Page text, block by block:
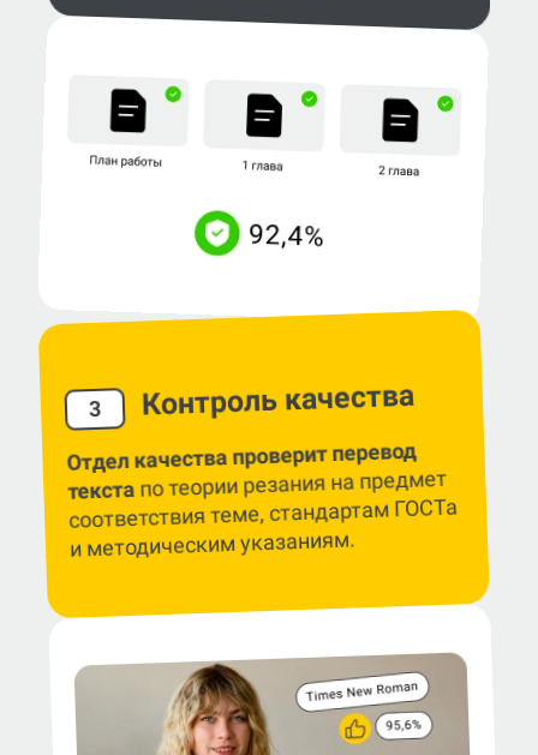
3 Контроль качества
Отдел качества проверит перевод
текста по теории резания на предмет
соответствия теме, стандартам ГОСТа
и методическим указаниям.